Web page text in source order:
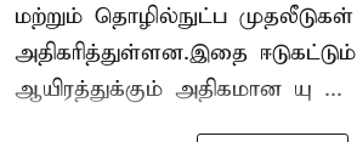
மற்றும் தொழில்நுட்ப முதலீடுகள்
அதிகரித்துள்ளன.இதை
ஆயிரத்துக்கும் அதிகமான யு ...